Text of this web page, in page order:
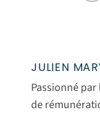
JULIEN
Passionné
de